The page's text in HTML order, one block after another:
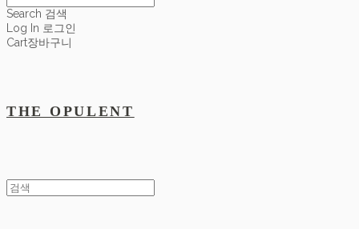
Search 검색
Log In 로그인
Cart장바구니
THE OPULENT